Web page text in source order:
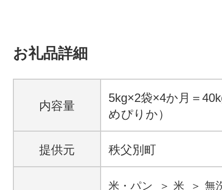
お礼品詳細
内容量
5kg×2袋×4か月＝
めぴりか）
提供元 秩父別町
米・パン 米
無